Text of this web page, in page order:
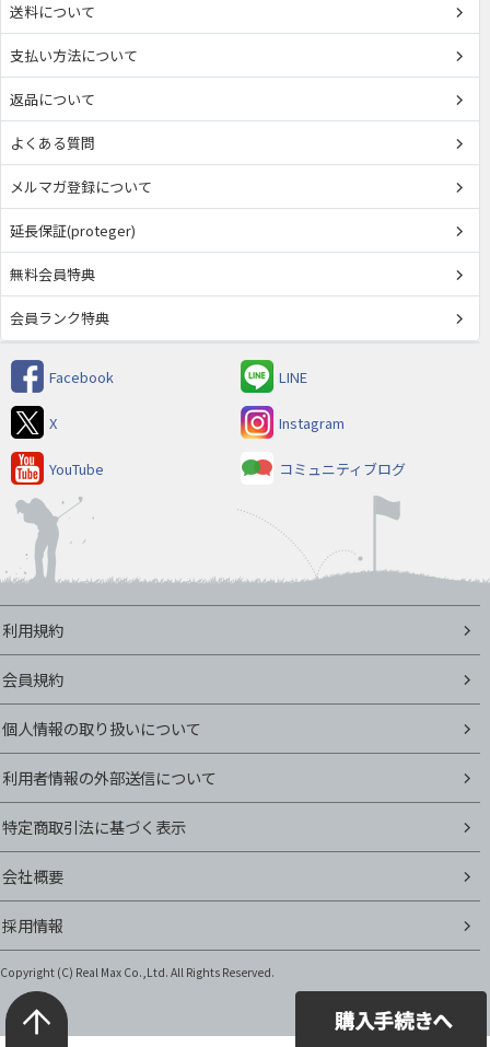
送料について
支払い方法について
返品について
よくある質問
メルマガ登録について
延長保証(proteger)
無料会員特典
会員ランク特典
Facebook LINE
X Instagram
YouTube コミュニティブログ
利用規約
会員規約
個人情報の取り扱いについて
利用者情報の外部送信について
特定商取引法に基づく表示
会社概要
採用情報
Copyright (C) Real Max Co.,Ltd. All Rights Reserved.